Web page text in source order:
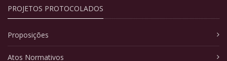
PROJETOS PROTOCOLADOS
Proposições
Atos Normativos